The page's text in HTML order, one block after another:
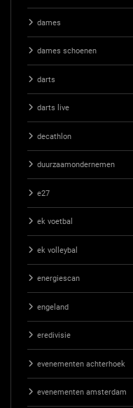
dames
dames schoenen
darts
darts live
decathlon
duurzaamondernemen
e27
ek voetbal
ek volleybal
energiescan
engeland
eredivisie
evenementen achterhoek
evenementen amsterdam